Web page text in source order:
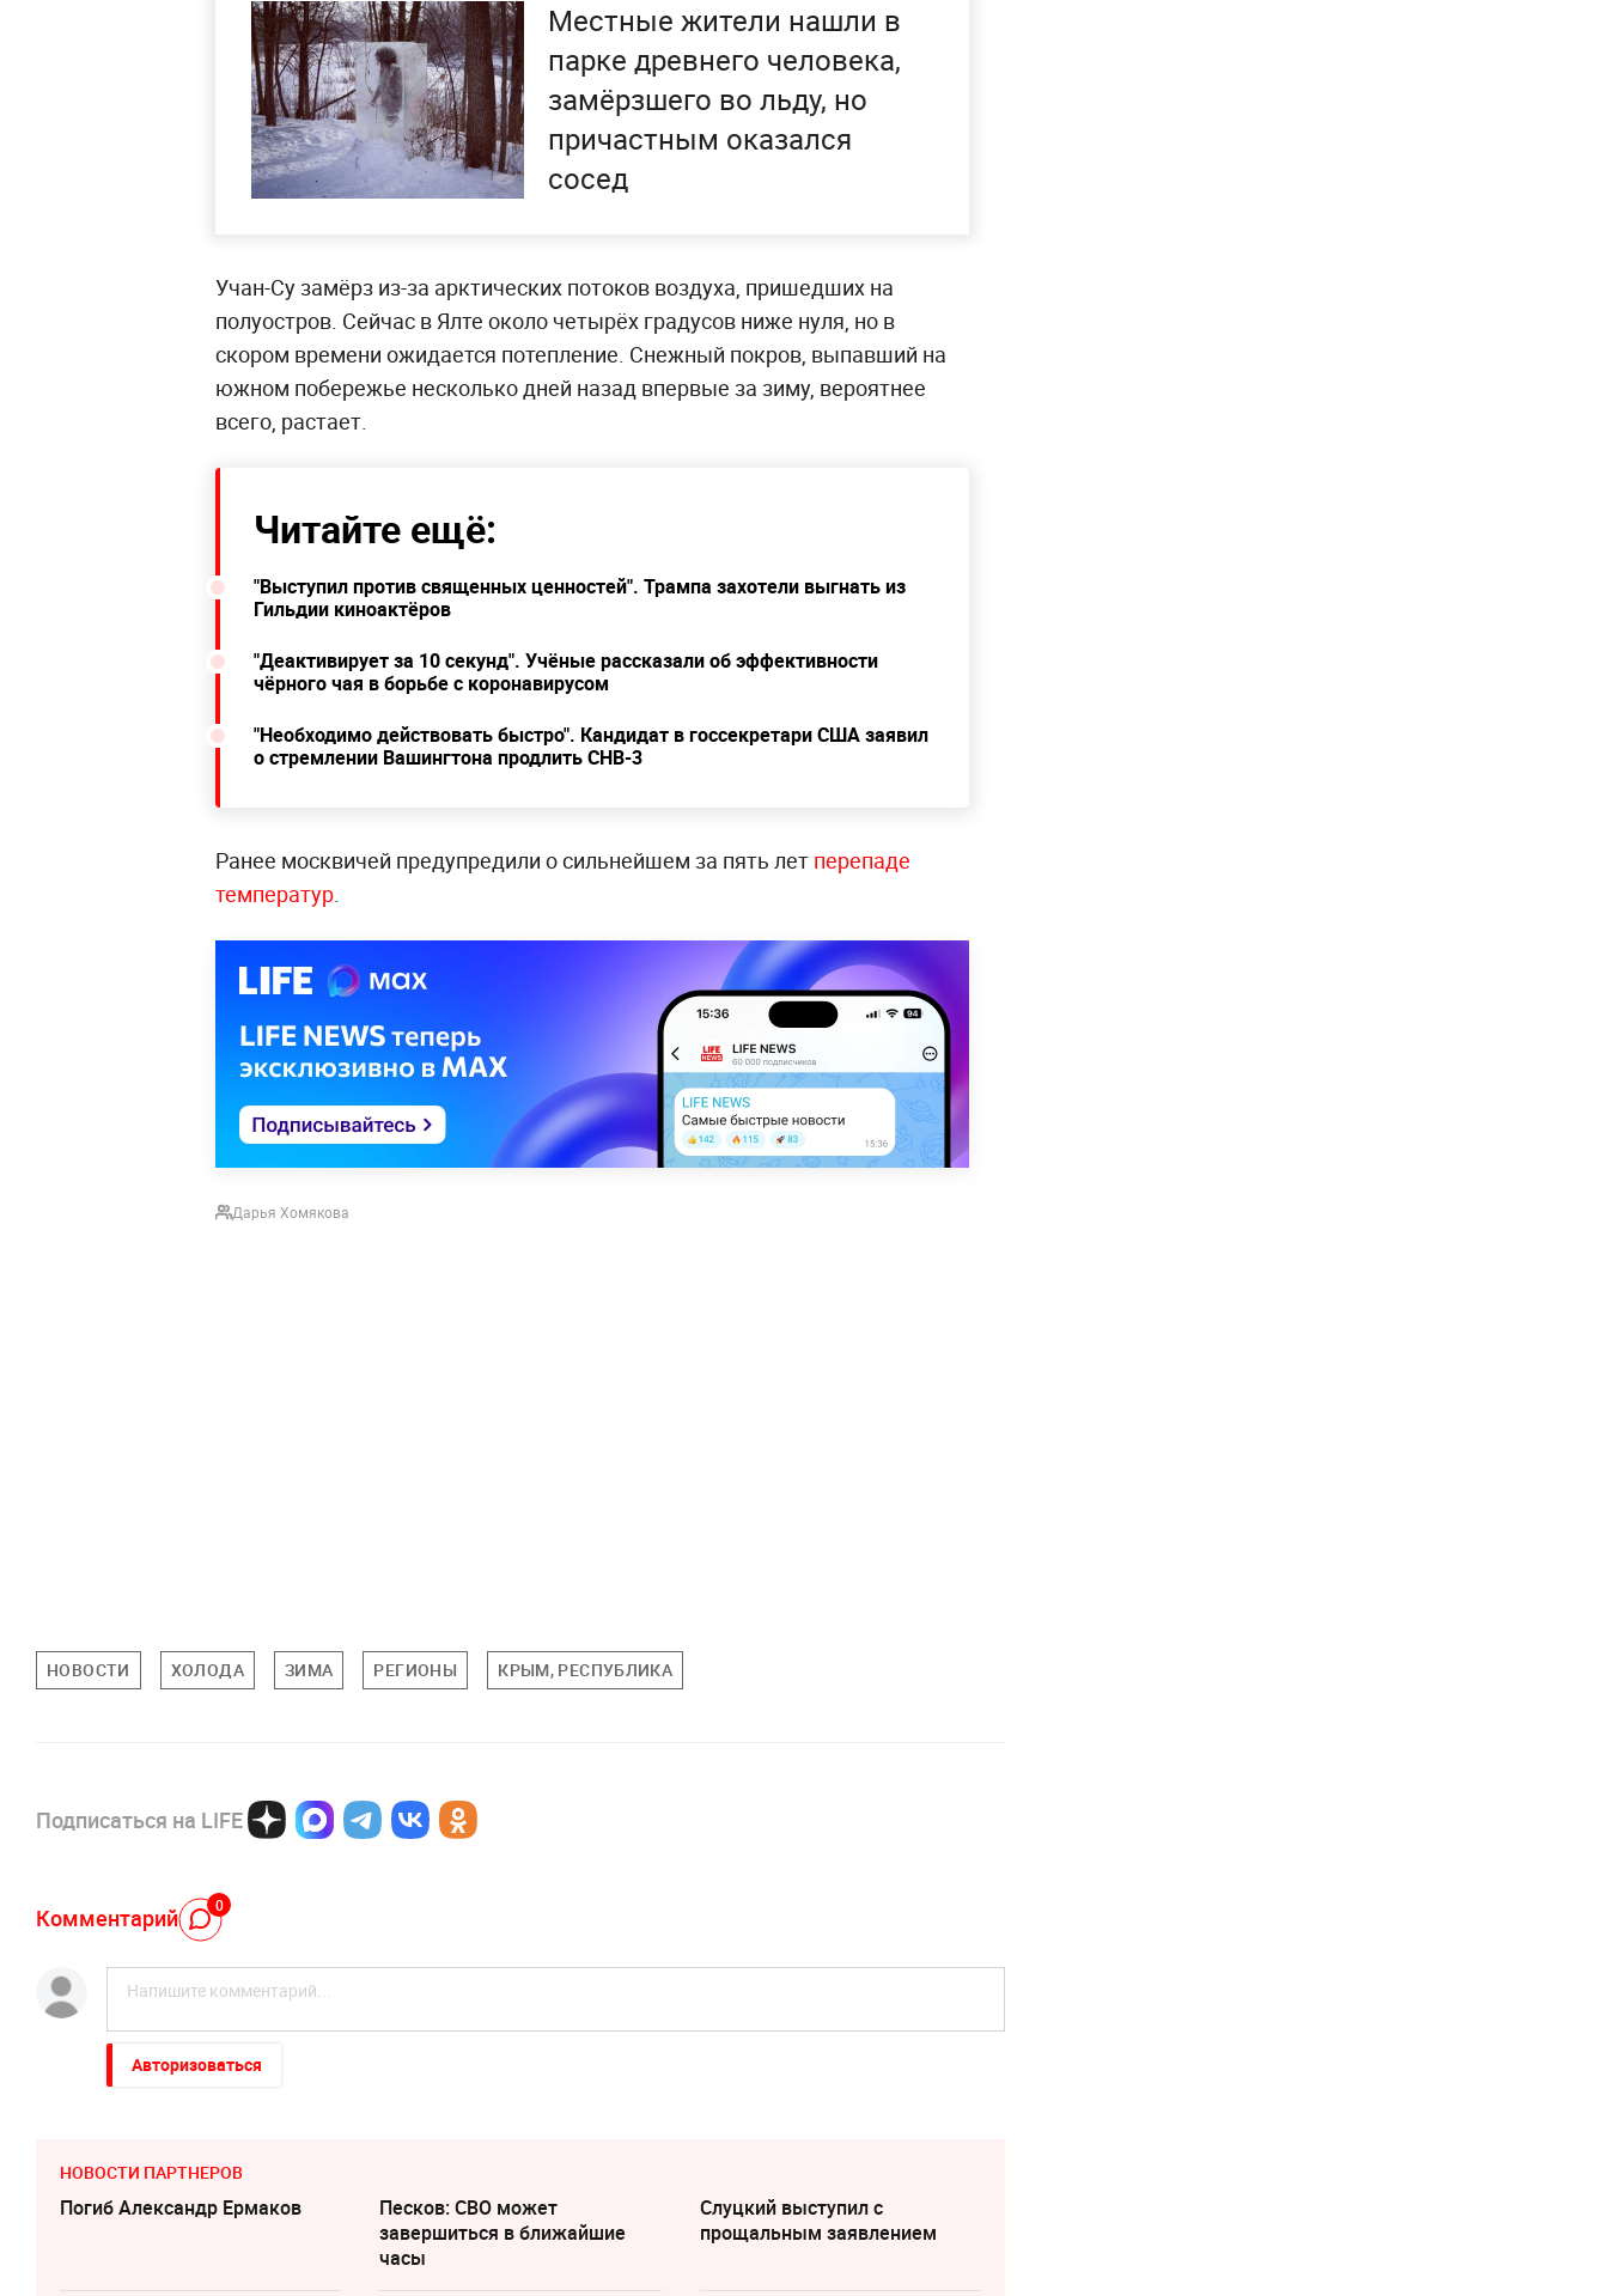
Местные жители нашли в
парке древнего человека,
замёрзшего во льду, но
причастным оказался
сосед
Учан-Су замёрз из-за арктических потоков воздуха, пришедших на
полуостров. Сейчас в Ялте около четырёх градусов ниже нуля, но в
скором времени ожидается потепление. Снежный покров, выпавший на
южном побережье несколько дней назад впервые за зиму, вероятнее
всего, растает.
Читайте ещё:
"Выступил против священных ценностей". Трампа захотели выгнать из
Гильдии киноактёров
"Деактивирует за 10 секунд". Учёные рассказали об эффективности
чёрного чая в борьбе с коронавирусом
"Необходимо действовать быстро". Кандидат в госсекретари США заявил
о стремлении Вашингтона продлить СНВ-3
Ранее москвичей предупредили о сильнейшем за пять лет перепаде
температур.
Дарья Хомякова
НОВОСТИ ХОЛОДА ЗИМА РЕГИОНЫ КРЫМ, РЕСПУБЛИКА
Подписаться на LIFE
Комментарий 0
Авторизоваться
НОВОСТИ ПАРТНЕРОВ
Погиб Александр Ермаков
Песков: СВО может
завершиться в ближайшие
часы
Слуцкий выступил с
прощальным заявлением